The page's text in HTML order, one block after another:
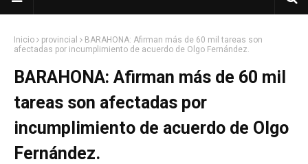
Inicio provincial
BARAHONA: Afirman más de 60 mil tareas son
afectadas por incumplimiento de acuerdo de Olgo Fernández.
BARAHONA: Afirman más de 60 mil
tareas son afectadas por
incumplimiento de acuerdo de Olgo
Fernández.